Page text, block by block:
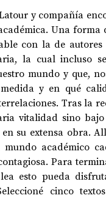
y compañía
Una
con la de
la cual incluso
mundo y que,
y en qué
Tras la
vitalidad sino
su extensa obra.
mundo académico
Para
esto pueda
cinco